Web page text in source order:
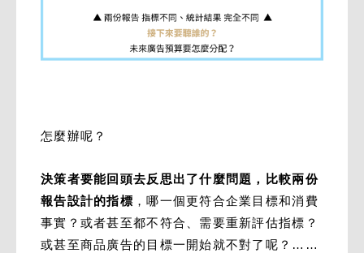
怎麼辦呢？
決策者要能回頭去反思出了什麼問題，比較兩份
報告設計的指標 ，哪一個更符合企業目標和消費
事實？或者甚至都不符合、需要重新評估指標？
或甚至商品廣告的目標一開始就不對了呢？……